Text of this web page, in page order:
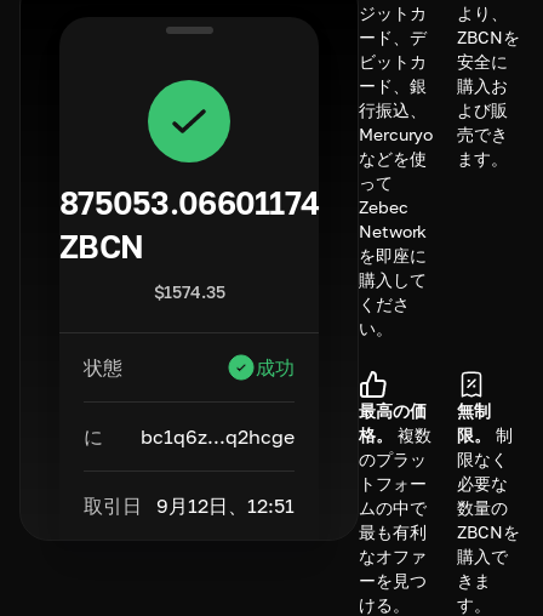
875053.06601174
ZBCN
$1574.35
状態 成功
に bc1q6z...q2hcge
取引日 9月12日、12:51
ジットカ
ード、デ
ビットカ
ード、銀
行振込、
Mercuryo
などを使
って
Zebec
Network
を即座に
購入して
くださ
い。
より、
ZBCNを
安全に
購入お
よび販
売でき
ます。
最高の価
格。
複数
のプラッ
トフォー
ムの中で
最も有利
なオファ
ーを見つ
ける。
無制
限。
制
限なく
必要な
数量の
ZBCNを
購入で
きま
す。